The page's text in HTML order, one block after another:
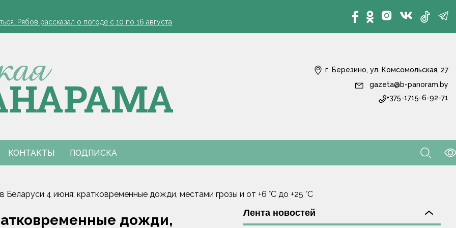
в фабрику урожая
Рябов рассказал о погоде с 10 по 16 августа
объяснила, почему усилилась краснота и появился отек
праздником
в реанимации
в фабрику урожая
Рябов рассказал о погоде с 10 по 16 августа
объяснила, почему усилилась краснота и появился отек
праздником
в реанимации
г. Березино, ул. Комсомольская, 27
gazeta@b-panoram.by
+375-1715-6-92-71
КОНТАКТЫ ПОДПИСКА
Беларуси 4 июня: кратковременные дожди, местами грозы и от +6 °С до +25 °С
дожди,
Лента новостей